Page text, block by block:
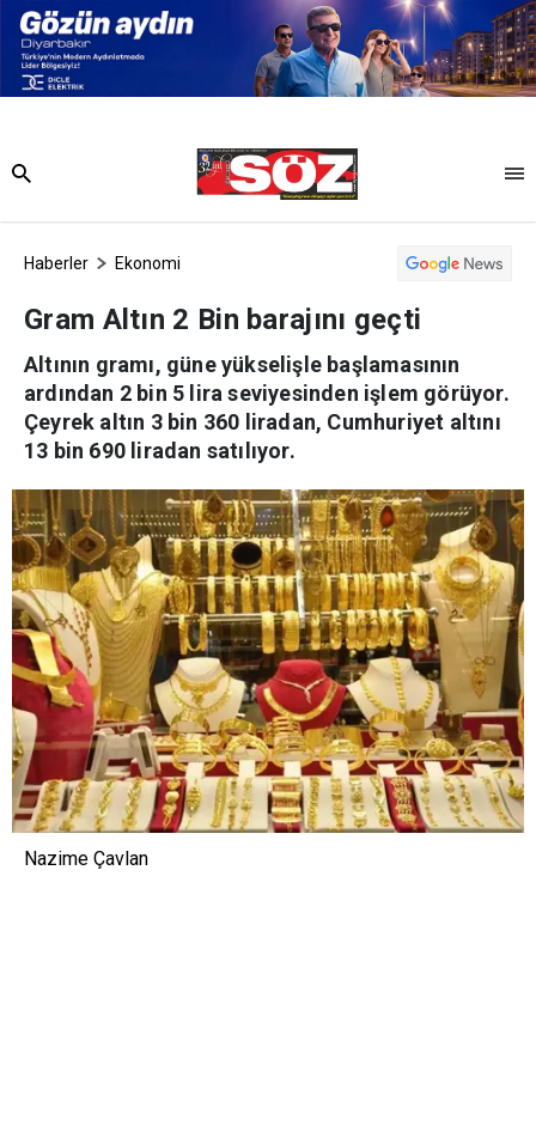
Haberler Ekonomi
Gram Altın 2 Bin barajını geçti
Altının gramı, güne yükselişle başlamasının
ardından 2 bin 5 lira seviyesinden işlem görüyor.
Çeyrek altın 3 bin 360 liradan, Cumhuriyet altını
13 bin 690 liradan satılıyor.
Nazime Çavlan